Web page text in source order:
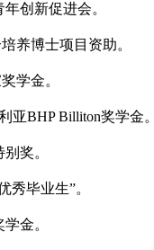
创新促进会。
养博士项目资助。
学金。
亚BHP Billiton奖学金。
奖。
秀毕业生”。
金。